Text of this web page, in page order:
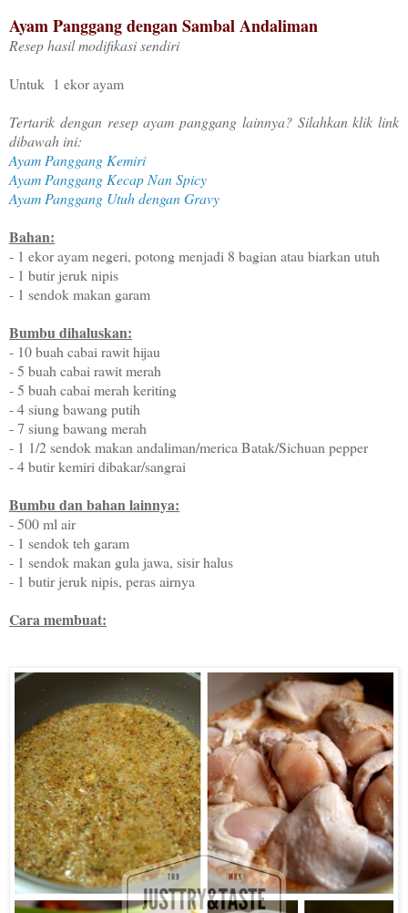
Ayam Panggang dengan Sambal Andaliman
Resep hasil modifikasi sendiri
Untuk 1 ekor ayam
Tertarik dengan resep ayam panggang lainnya? Silahkan klik link
dibawah ini:
Ayam Panggang Kemiri
Ayam Panggang Kecap Nan Spicy
Ayam Panggang Utuh dengan Gravy
Bahan:
- 1 ekor ayam negeri, potong menjadi 8 bagian atau biarkan utuh
- 1 butir jeruk nipis
- 1 sendok makan garam
Bumbu dihaluskan:
- 10 buah cabai rawit hijau
- 5 buah cabai rawit merah
- 5 buah cabai merah keriting
- 4 siung bawang putih
- 7 siung bawang merah
- 1 1/2 sendok makan andaliman/merica Batak/Sichuan pepper
- 4 butir kemiri dibakar/sangrai
Bumbu dan bahan lainnya:
- 500 ml air
- 1 sendok teh garam
- 1 sendok makan gula jawa, sisir halus
- 1 butir jeruk nipis, peras airnya
Cara membuat: